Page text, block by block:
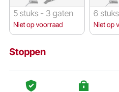
5 stuks - 3 gaten
Niet op voorraad
6
Niet op
Stoppen